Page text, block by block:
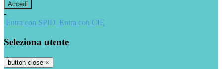
-
Entra con SPID Entra con CIE
Seleziona utente
button close ×